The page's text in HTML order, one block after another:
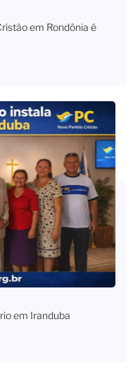
em Rondônia é
em Iranduba